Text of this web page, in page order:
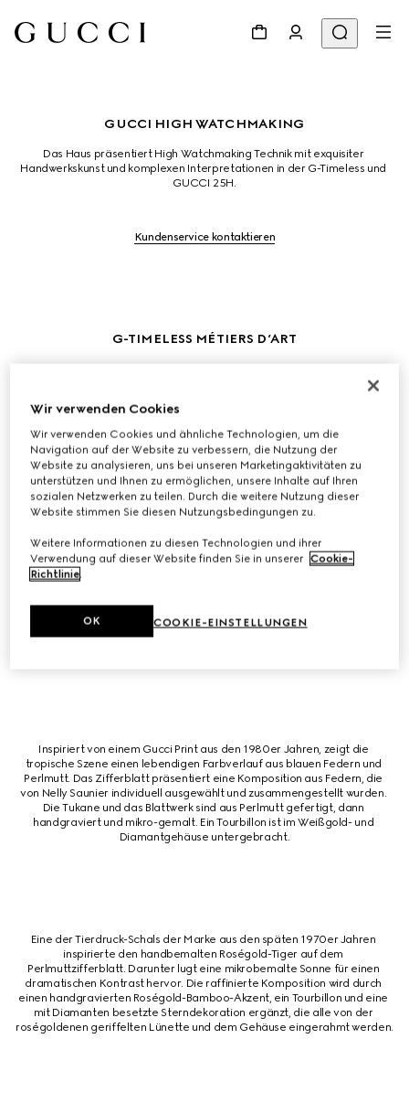
GUCCI HIGH WATCHMAKING
Das Haus präsentiert High Watchmaking Technik mit exquisiter
Handwerkskunst und komplexen Interpretationen in der G-Timeless und
GUCCI 25H.
Kundenservice kontaktieren
G-TIMELESS MÉTIERS D’ART
durch Mikromalerei, Handgravur und Edelsteine neu interpretiert. Das
wie rosa Opal, blutrotem Jaspis‑Edelstein und Perlmutt verziert. Das
Gehäuse zeigt Miniaturkreaturen aus Weißgold, die mit Gravur und
Mikromalerei veredelt sind. Sowohl das Gehäuse als auch das Tourbillon
sind mit Diamanten besetzt, um einen funkelnden Akzent zu setzen.
Inspiriert von einem archivierten Seidenschal aus den 1980er Jahren wird
ein Kranichdesign mit exquisiter Federhandwerkskunst der renommierten
aufgrund ihrer Farbe, Textur und reflektierenden Qualität individuell
ausgewählt. Die Komposition wird mit Diamanten, Perlmutt und individuell
gravierten Blumen vervollständigt. Jede Blüte, ebenfalls aus Perlmutt
Inspiriert von einem Gucci Print aus den 1980er Jahren, zeigt die
tropische Szene einen lebendigen Farbverlauf aus blauen Federn und
Perlmutt. Das Zifferblatt präsentiert eine Komposition aus Federn, die
von Nelly Saunier individuell ausgewählt und zusammengestellt wurden.
Die Tukane und das Blattwerk sind aus Perlmutt gefertigt, dann
handgraviert und mikro-gemalt. Ein Tourbillon ist im Weißgold- und
Diamantgehäuse untergebracht.
Eine der Tierdruck-Schals der Marke aus den späten 1970er Jahren
inspirierte den handbemalten Roségold-Tiger auf dem
Perlmuttzifferblatt. Darunter lugt eine mikrobemalte Sonne für einen
dramatischen Kontrast hervor. Die raffinierte Komposition wird durch
einen handgravierten Roségold-Bamboo-Akzent, ein Tourbillon und eine
mit Diamanten besetzte Sterndekoration ergänzt, die alle von der
roségoldenen geriffelten Lünette und dem Gehäuse eingerahmt werden.
Wir verwenden Cookies
Wir verwenden Cookies und ähnliche Technologien, um die
Navigation auf der Website zu verbessern, die Nutzung der
Website zu analysieren, uns bei unseren Marketingaktivitäten zu
unterstützen und Ihnen zu ermöglichen, unsere Inhalte auf Ihren
sozialen Netzwerken zu teilen. Durch die weitere Nutzung dieser
Website stimmen Sie diesen Nutzungsbedingungen zu.
Weitere Informationen zu diesen Technologien und ihrer
Verwendung auf dieser Website finden Sie in unserer Cookie-
Richtlinie.
COOKIE-EINSTELLUNGEN
OK